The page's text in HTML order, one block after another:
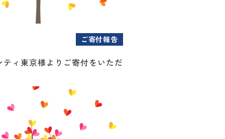
ご寄付報告
ティ東京様よりご寄付をいただ